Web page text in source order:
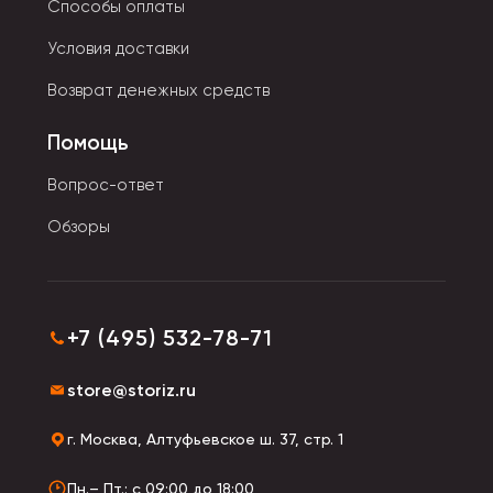
гипоаллергенное сырье: специальный
полипропиленовый хлопок.
Способы оплаты
Условия доставки
Возврат денежных средств
Помощь
Вопрос-ответ
Обзоры
+7 (495) 532-78-71
store@storiz.ru
г. Москва, Алтуфьевское ш. 37, стр. 1
Пн.– Пт.: с 09:00 до 18:00